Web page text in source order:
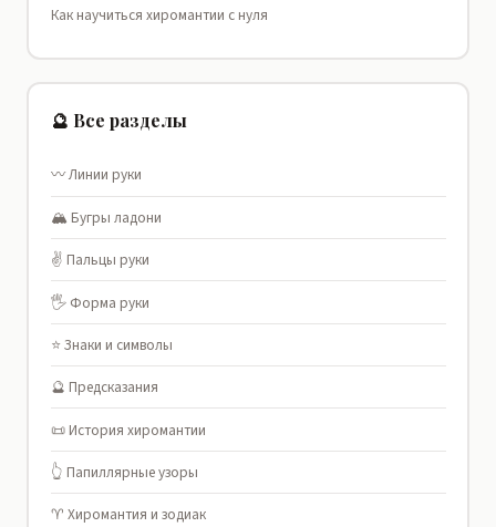
Как научиться хиромантии с нуля
🔮 Все разделы
〰️ Линии руки
🏔️ Бугры ладони
✌️ Пальцы руки
🖐️ Форма руки
⭐ Знаки и символы
🔮 Предсказания
📜 История хиромантии
👆 Папиллярные узоры
♈ Хиромантия и зодиак